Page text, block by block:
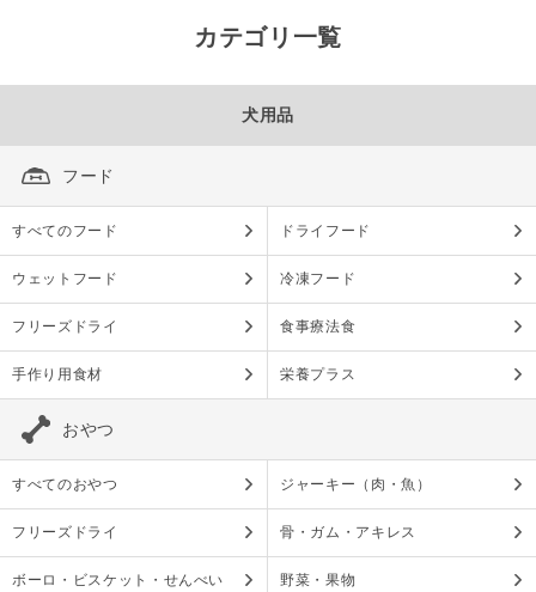
カテゴリ一覧
犬用品
フード
すべてのフード ドライフード
ウェットフード 冷凍フード
フリーズドライ 食事療法食
手作り用食材 栄養プラス
おやつ
すべてのおやつ ジャーキー（肉・魚）
フリーズドライ 骨・ガム・アキレス
ボーロ・ビスケット・せんべい 野菜・果物